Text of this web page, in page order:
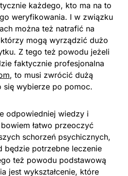
każdego, kto ma na to
weryfikowania. I w związku
można też natrafić na
mogą wyrządzić dużo
Z tego też powodu jeżeli
faktycznie profesjonalna
, to musi zwrócić dużą
się wybierze po pomoc.
odpowiedniej wiedzy i
łatwo przeoczyć
schorzeń psychicznych,
będzie potrzebne leczenie
też powodu podstawową
jest wykształcenie, które